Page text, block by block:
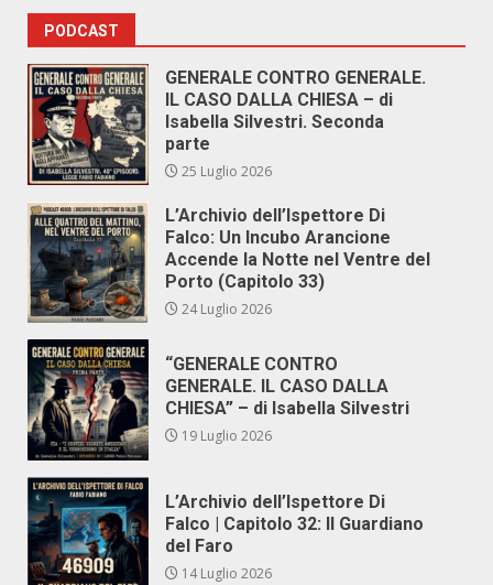
PODCAST
GENERALE CONTRO GENERALE.
IL CASO DALLA CHIESA – di
Isabella Silvestri. Seconda
parte
25 Luglio 2026
L’Archivio dell’Ispettore Di
Falco: Un Incubo Arancione
Accende la Notte nel Ventre del
Porto (Capitolo 33)
24 Luglio 2026
“GENERALE CONTRO
GENERALE. IL CASO DALLA
CHIESA” – di Isabella Silvestri
19 Luglio 2026
L’Archivio dell’Ispettore Di
Falco | Capitolo 32: Il Guardiano
del Faro
14 Luglio 2026